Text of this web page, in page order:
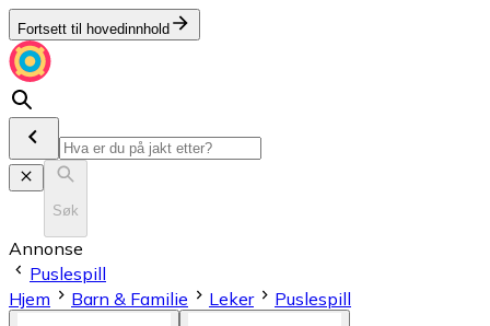
Fortsett til hovedinnhold
Søk
Annonse
Puslespill
Hjem
Barn & Familie Leker Puslespill